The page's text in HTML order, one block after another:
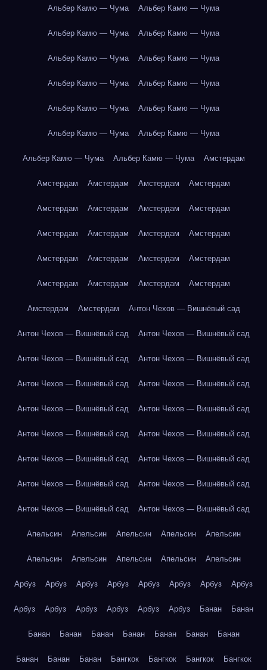
Альбер Камю — Чума Альбер Камю — Чума
Альбер Камю — Чума Альбер Камю — Чума
Альбер Камю — Чума Альбер Камю — Чума
Альбер Камю — Чума Альбер Камю — Чума
Альбер Камю — Чума Альбер Камю — Чума
Альбер Камю — Чума Альбер Камю — Чума
Альбер Камю — Чума Альбер Камю — Чума Амстердам
Амстердам Амстердам Амстердам Амстердам
Амстердам Амстердам Амстердам Амстердам
Амстердам Амстердам Амстердам Амстердам
Амстердам Амстердам Амстердам Амстердам
Амстердам Амстердам Амстердам Амстердам
Амстердам Амстердам Антон Чехов — Вишнёвый сад
Антон Чехов — Вишнёвый сад Антон Чехов — Вишнёвый сад
Антон Чехов — Вишнёвый сад Антон Чехов — Вишнёвый сад
Антон Чехов — Вишнёвый сад Антон Чехов — Вишнёвый сад
Антон Чехов — Вишнёвый сад Антон Чехов — Вишнёвый сад
Антон Чехов — Вишнёвый сад Антон Чехов — Вишнёвый сад
Антон Чехов — Вишнёвый сад Антон Чехов — Вишнёвый сад
Антон Чехов — Вишнёвый сад Антон Чехов — Вишнёвый сад
Антон Чехов — Вишнёвый сад Антон Чехов — Вишнёвый сад
Апельсин Апельсин Апельсин Апельсин Апельсин
Апельсин Апельсин Апельсин Апельсин Апельсин
Арбуз Арбуз Арбуз Арбуз Арбуз Арбуз Арбуз Арбуз
Арбуз Арбуз Арбуз Арбуз Арбуз Арбуз Банан Банан
Банан Банан Банан Банан Банан Банан Банан
Банан Банан Банан Бангкок Бангкок Бангкок Бангкок